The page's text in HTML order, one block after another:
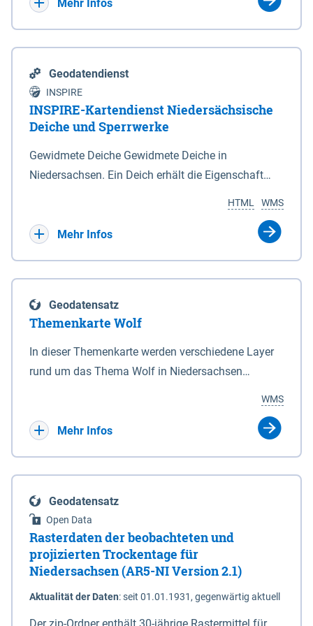
Mehr Infos
Geodatendienst
INSPIRE
INSPIRE-Kartendienst Niedersächsische
Deiche und Sperrwerke
Gewidmete Deiche Gewidmete Deiche in
Niedersachsen. Ein Deich erhält die Eigenschaft
Deichbehörde durch Verordnung ausspricht. Für
enthalten. Sperrwerke Sperrwerke sind Bauwerke
mit Sperrvorrichtungen in Tidegewässern, die dem
Schutz eines Gebietes vor erhöhten Tiden, vor allem
vor Sturmfluten, zu dienen bestimmt sind (§2 Abs.3
Eigenschaft eines Sperrwerkes durch Widmung, die
die Deichbehörde durch Verordnung ausspricht.
WMS
HTML
Mehr Infos
Geodatensatz
Themenkarte Wolf
In dieser Themenkarte werden verschiedene Layer
rund um das Thema Wolf in Niedersachsen
sowie Status der bestehenden Wolfsterritorien im
laufenden Monitoringjahr.
WMS
Mehr Infos
Geodatensatz
Open Data
Rasterdaten der beobachteten und
projizierten Trockentage für
Niedersachsen (AR5-NI Version 2.1)
Aktualität der Daten:seit 01.01.1931, gegenwärtig aktuell